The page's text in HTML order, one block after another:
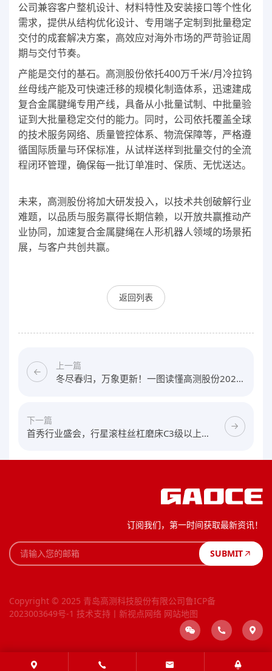
公司兼容客户整机设计、材料特性及安装接口等个性化
需求，提供从结构优化设计、专用端子定制到批量稳定
交付的成套解决方案，高效应对海外市场的严苛验证周
期与交付节奏。
产能是交付的基石。高测股份依托400万千米/月冷拉钨
丝母线产能及可快速迁移的规模化制造体系，迅速建成
复合金属腱绳专用产线，具备从小批量试制、中批量验
证到大批量稳定交付的能力。同时，公司依托覆盖全球
的技术服务网络、质量管控体系、物流保障等，严格遵
循国际质量与环保标准，从试样送样到批量交付的全流
程闭环管理，确保每一批订单准时、保质、无忧送达。
未来，高测股份将加大研发投入，以技术共创破解行业
难题，以品质与服务赢得长期信赖，以开放共赢推动产
业协同，加速复合金属腱绳在人形机器人领域的场景拓
展，与客户共创共赢。
返回列表
上一篇
冬尽春归，万象更新！一图读懂高测股份2025
下一篇
首秀行业盛会，行星滚柱丝杠磨床C3级以上精
订阅我们，第一时间获取最新资讯！
SUBMIT
Copyright © 2025 青岛高测科技股份有限公司鲁ICP备
2023003649号-1 技术支持丨新视点网络 网站地图